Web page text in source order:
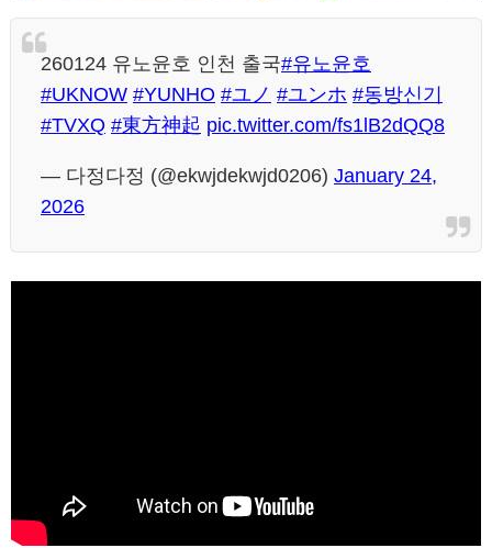
260124 유노윤호 인천 출국#유노윤호
#UKNOW #YUNHO #ユノ #ユンホ #동방신기
#TVXQ #東方神起 pic.twitter.com/fs1lB2dQQ8
— 다정다정 (@ekwjdekwjd0206) January 24,
2026